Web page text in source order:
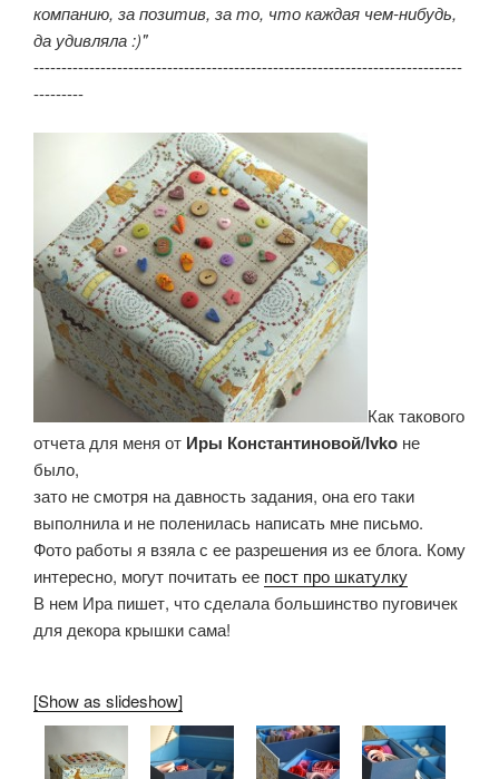
компанию, за позитив, за то, что каждая чем-нибудь,
да удивляла :)"
-----------------------------------------------------------------------------
---------
Как такового
отчета для меня от Иры Константиновой/Ivko не
было,
зато не смотря на давность задания, она его таки
выполнила и не поленилась написать мне письмо.
Фото работы я взяла с ее разрешения из ее блога. Кому
интересно, могут почитать ее пост про шкатулку
В нем Ира пишет, что сделала большинство пуговичек
для декора крышки сама!
[Show as slideshow]